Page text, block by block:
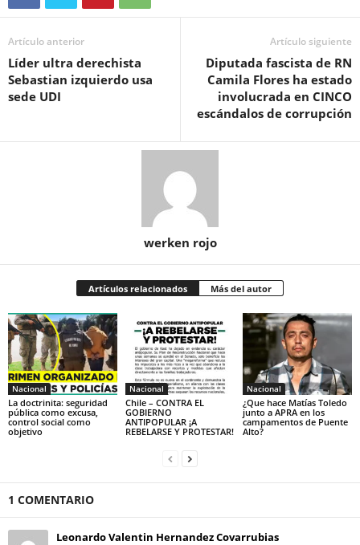
Artículo anterior
Líder ultra derechista
Sebastian izquierdo usa
sede UDI
Artículo siguiente
Diputada fascista de RN
Camila Flores ha estado
involucrada en CINCO
escándalos de corrupción
werken rojo
Artículos relacionados Más del autor
Nacional
La doctrinita: seguridad
pública como excusa,
control social como
objetivo
Nacional
Chile – CONTRA EL
GOBIERNO
ANTIPOPULAR ¡A
REBELARSE Y PROTESTAR!
Nacional
¿Que hace Matías Toledo
junto a APRA en los
campamentos de Puente
Alto?
1 COMENTARIO
Leonardo Valentin Hernandez Covarrubias